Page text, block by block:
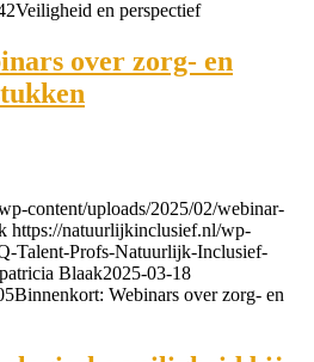
Veiligheid en perspectief
over zorg- en
content/uploads/2025/02/webinar-
https://natuurlijkinclusief.nl/wp-
Talent-Profs-Natuurlijk-Inclusief-
patricia Blaak2025-03-18
Binnenkort: Webinars over zorg- en